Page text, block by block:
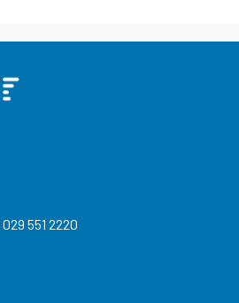
029 551 2220